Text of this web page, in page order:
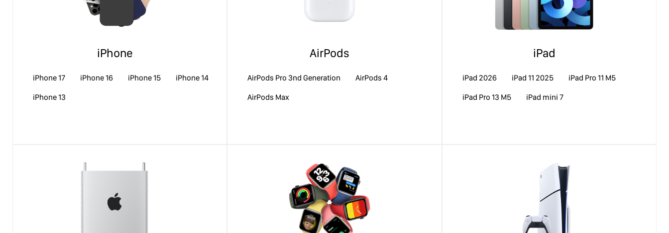
iPhone
iPhone 17 iPhone 16 iPhone 15 iPhone 14
iPhone 13
AirPods
AirPods Pro 3nd Generation AirPods 4
AirPods Max
iPad
iPad 2026 iPad 11 2025 iPad Pro 11 M5
iPad Pro 13 M5 iPad mini 7